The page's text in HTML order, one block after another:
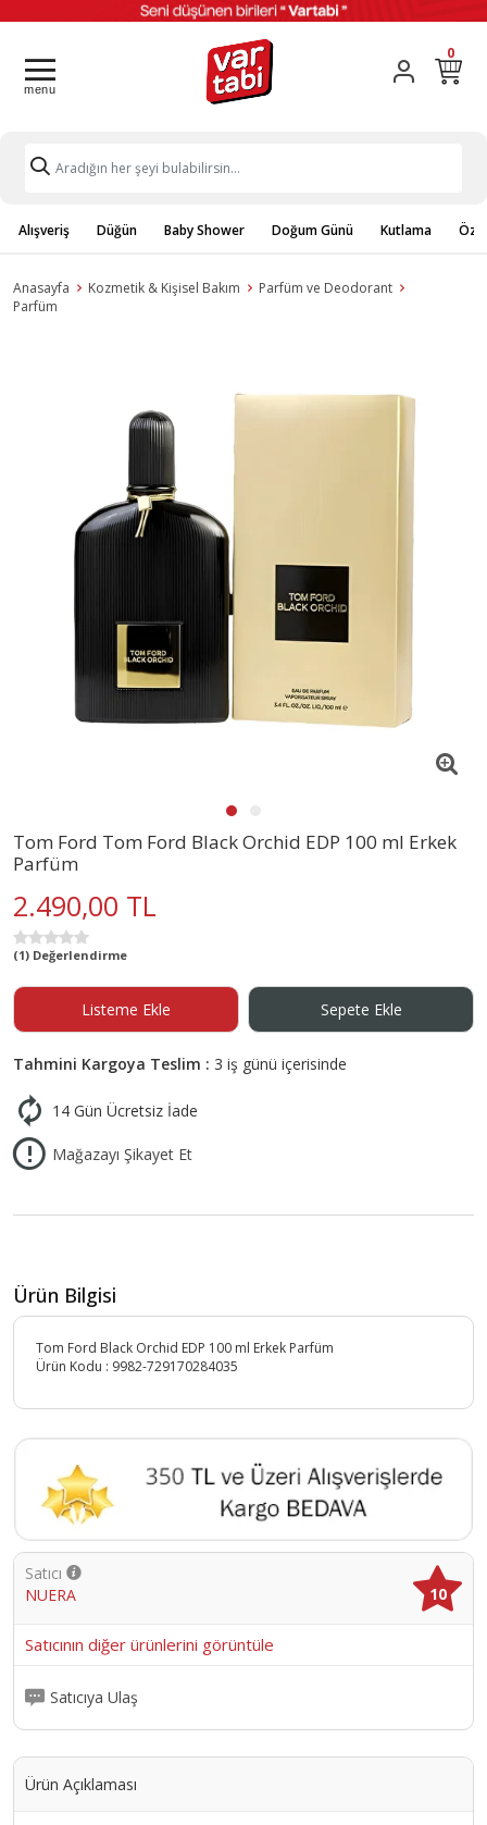
0
Alışveriş Düğün Baby Shower Doğum Günü Kutlama
Anasayfa Kozmetik & Kişisel Bakım
Parfüm ve Deodorant
Parfüm
Tom Ford Tom Ford Black Orchid EDP 100 ml Erkek
Parfüm
2.490,00 TL
(1) Değerlendirme
Listeme Ekle Sepete Ekle
Tahmini Kargoya Teslim : 3 iş günü içerisinde
14 Gün Ücretsiz İade
Mağazayı Şikayet Et
Ürün Bilgisi
Tom Ford Black Orchid EDP 100 ml Erkek Parfüm
Ürün Kodu : 9982-729170284035
Satıcı
NUERA
10
Satıcının diğer ürünlerini görüntüle
Satıcıya Ulaş
Ürün Açıklaması